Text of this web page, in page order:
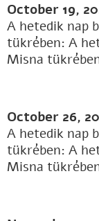
October 19,
A hetedik nap
tükrében: A
Misna
October 26,
A hetedik nap
tükrében: A
Misna